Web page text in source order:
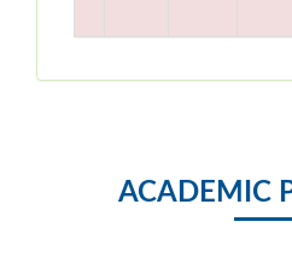
ACADEMIC